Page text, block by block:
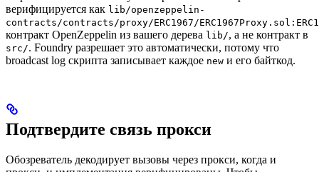
верифицируется как lib/openzeppelin-
contracts/contracts/proxy/ERC1967/
контракт OpenZeppelin из вашего дерева lib/, а не контракт в
src/. Foundry разрешает это автоматически, потому что
broadcast log скрипта записывает каждое new и его байткод.
Подтвердите связь прокси
Обозреватель декодирует вызовы через прокси, когда и